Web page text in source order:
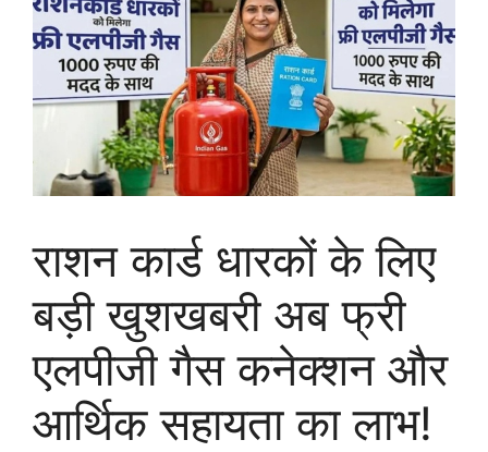
राशन कार्ड धारकों के लिए
बड़ी खुशखबरी अब फ्री
एलपीजी गैस कनेक्शन और
आर्थिक सहायता का लाभ!